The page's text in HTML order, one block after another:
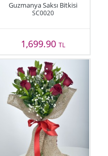
Guzmanya Saksı Bitkisi
SC0020
1,699.90 TL